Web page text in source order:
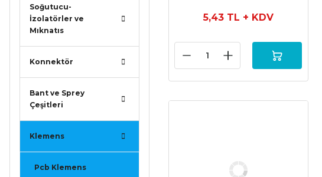
Soğutucu-
İzolatörler ve
Mıknatıs
Konnektör
Bant ve Sprey
Çeşitleri
Klemens
Pcb Klemens
5,43 TL + KDV